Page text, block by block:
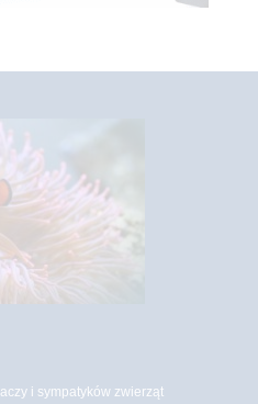
i sympatyków zwierząt